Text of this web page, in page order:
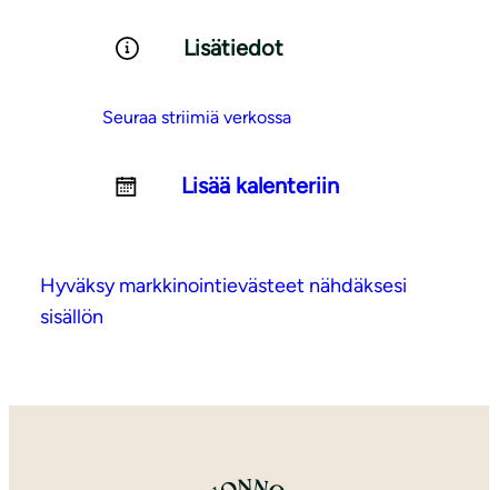
Lisätiedot
Seuraa striimiä verkossa
Lisää kalenteriin
Hyväksy markkinointievästeet nähdäksesi
sisällön